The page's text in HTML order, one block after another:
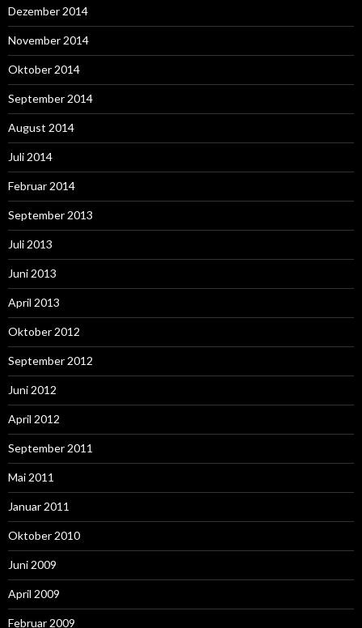
Dezember 2014
November 2014
Oktober 2014
September 2014
August 2014
Juli 2014
Februar 2014
September 2013
Juli 2013
Juni 2013
April 2013
Oktober 2012
September 2012
Juni 2012
April 2012
September 2011
Mai 2011
Januar 2011
Oktober 2010
Juni 2009
April 2009
Februar 2009